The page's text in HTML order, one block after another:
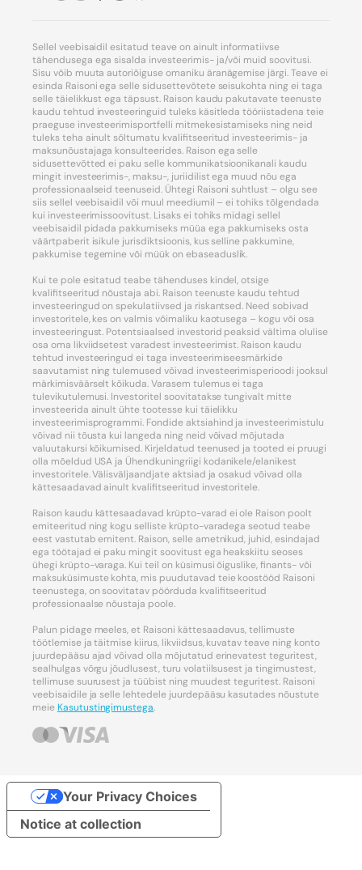
Sellel veebisaidil esitatud teave on ainult informatiivse
tähendusega ega sisalda investeerimis- ja/või muid soovitusi.
Sisu võib muuta autoriõiguse omaniku äranägemise järgi. Teave ei
esinda Raisoni ega selle sidusettevõtete seisukohta ning ei taga
selle täielikkust ega täpsust. Raison kaudu pakutavate teenuste
kaudu tehtud investeeringuid tuleks käsitleda tööriistadena teie
praeguse investeerimisportfelli mitmekesistamiseks ning neid
tuleks teha ainult sõltumatu kvalifitseeritud investeerimis- ja
maksunõustajaga konsulteerides. Raison ega selle
sidusettevõtted ei paku selle kommunikatsioonikanali kaudu
mingit investeerimis-, maksu-, juriidilist ega muud nõu ega
professionaalseid teenuseid. Ühtegi Raisoni suhtlust – olgu see
siis sellel veebisaidil või muul meediumil – ei tohiks tõlgendada
kui investeerimissoovitust. Lisaks ei tohiks midagi sellel
veebisaidil pidada pakkumiseks müüa ega pakkumiseks osta
väärtpaberit isikule jurisdiktsioonis, kus selline pakkumine,
pakkumise tegemine või müük on ebaseaduslik.
Kui te pole esitatud teabe tähenduses kindel, otsige
kvalifitseeritud nõustaja abi. Raison teenuste kaudu tehtud
investeeringud on spekulatiivsed ja riskantsed. Need sobivad
investoritele, kes on valmis võimaliku kaotusega – kogu või osa
investeeringust. Potentsiaalsed investorid peaksid vältima olulise
osa oma likviidsetest varadest investeerimist. Raison kaudu
tehtud investeeringud ei taga investeerimiseesmärkide
saavutamist ning tulemused võivad investeerimisperioodi jooksul
märkimisväärselt kõikuda. Varasem tulemus ei taga
tulevikutulemusi. Investoritel soovitatakse tungivalt mitte
investeerida ainult ühte tootesse kui täielikku
investeerimisprogrammi. Fondide aktsiahind ja investeerimistulu
võivad nii tõusta kui langeda ning neid võivad mõjutada
valuutakursi kõikumised. Kirjeldatud teenused ja tooted ei pruugi
olla mõeldud USA ja Ühendkuningriigi kodanikele/elanikest
investoritele. Välisväljaandjate aktsiad ja osakud võivad olla
kättesaadavad ainult kvalifitseeritud investoritele.
Raison kaudu kättesaadavad krüpto-varad ei ole Raison poolt
emiteeritud ning kogu selliste krüpto-varadega seotud teabe
eest vastutab emitent. Raison, selle ametnikud, juhid, esindajad
ega töötajad ei paku mingit soovitust ega heakskiitu seoses
ühegi krüpto-varaga. Kui teil on küsimusi õiguslike, finants- või
maksuküsimuste kohta, mis puudutavad teie koostööd Raisoni
teenustega, on soovitatav pöörduda kvalifitseeritud
professionaalse nõustaja poole.
Palun pidage meeles, et Raisoni kättesaadavus, tellimuste
töötlemise ja täitmise kiirus, likviidsus, kuvatav teave ning konto
juurdepääsu ajad võivad olla mõjutatud erinevatest teguritest,
sealhulgas võrgu jõudlusest, turu volatiilsusest ja tingimustest,
tellimuse suurusest ja tüübist ning muudest teguritest. Raisoni
veebisaidile ja selle lehtedele juurdepääsu kasutades nõustute
meieKasutustingimustega.
Notice at collection
Your Privacy Choices